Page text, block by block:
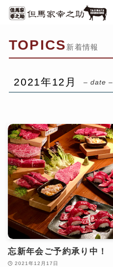
TOPICS 新着情報
2021年12月 – date –
忘新年会ご予約承り中！
2021年12月17日